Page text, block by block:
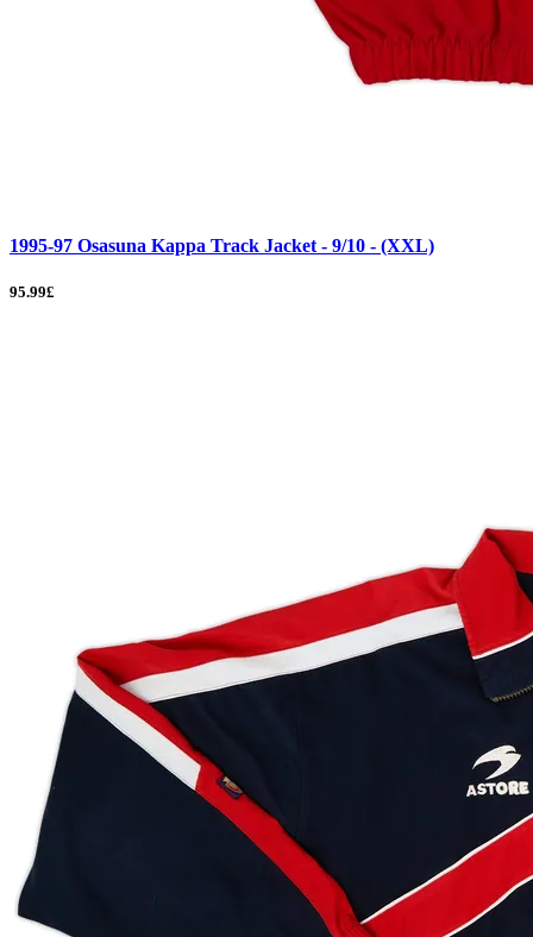
1995-97 Osasuna Kappa Track Jacket - 9/10 - (XXL)
95.99£